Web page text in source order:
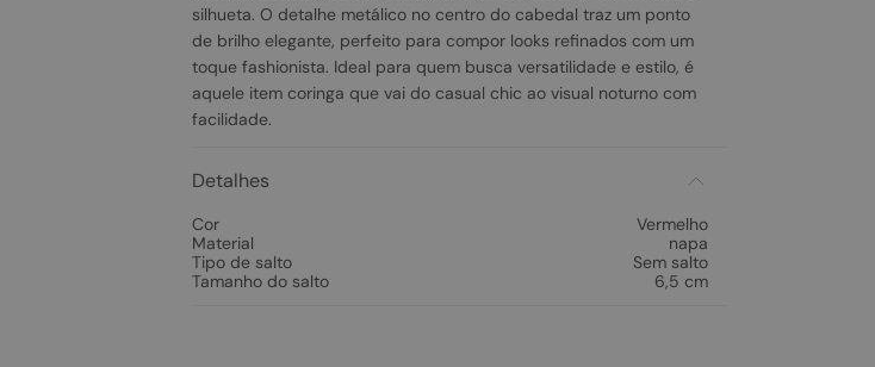
silhueta. O detalhe metálico no centro do cabedal traz um ponto
de brilho elegante, perfeito para compor looks refinados com um
toque fashionista. Ideal para quem busca versatilidade e estilo, é
aquele item coringa que vai do casual chic ao visual noturno com
facilidade.
Detalhes
Cor
Vermelho
Material
napa
Tipo de salto
Sem salto
Tamanho do salto
6,5 cm